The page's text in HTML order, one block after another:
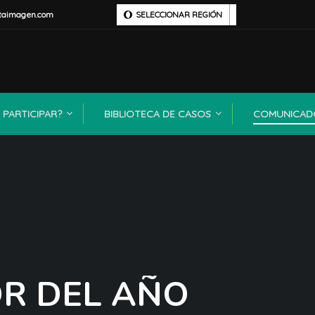
SELECCIONAR REGIÓN
BIBLIOTECA DE CASOS
DEL AÑO